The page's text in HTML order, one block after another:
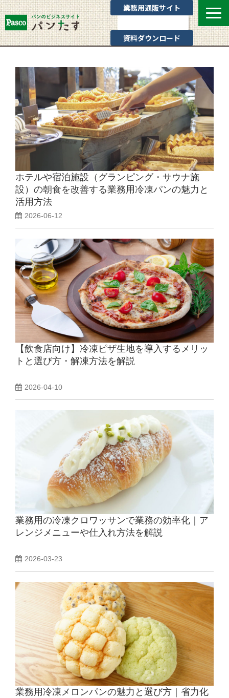
業務用通販サイト
資料ダウンロード
業態別提案
カテゴリ一覧
お役立ちブログ
Pascoのサポート
通販サイトのご案内
よくあるご質問
ホテルや宿泊施設（グランピング・サウナ施
設）の朝食を改善する業務用冷凍パンの魅力と
活用方法
2026-06-12
【飲食店向け】冷凍ピザ生地を導入するメリッ
トと選び方・解凍方法を解説
2026-04-10
業務用の冷凍クロワッサンで業務の効率化｜ア
レンジメニューや仕入れ方法を解説
2026-03-23
業務用冷凍メロンパンの魅力と選び方｜省力化